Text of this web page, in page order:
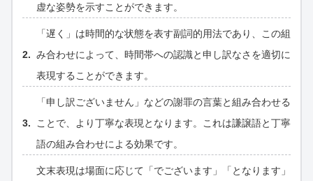
虚な姿勢を示すことができます。
「遅く」は時間的な状態を表す副詞的用法であり、この組
み合わせによって、時間帯への認識と申し訳なさを適切に
表現することができます。
「申し訳ございません」などの謝罪の言葉と組み合わせる
ことで、より丁寧な表現となります。これは謙譲語と丁寧
語の組み合わせによる効果です。
文末表現は場面に応じて「でございます」「となります」